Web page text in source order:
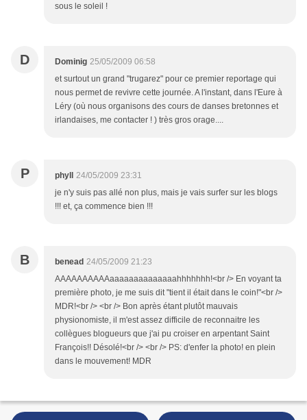
sous le soleil !
D Dominig 25/05/2009 06:58
et surtout un grand "trugarez" pour ce premier reportage qui
nous permet de revivre cette journée. A l'instant, dans l'Eure à
Léry (où nous organisons des cours de danses bretonnes et
irlandaises, me contacter ! ) très gros orage....
P phyll
24/05/2009 23:31
je n'y suis pas allé non plus, mais je vais surfer sur les blogs
!!! et, ça commence bien !!!
B benead 24/05/2009 21:23
AAAAAAAAAAaaaaaaaaaaaaaahhhhhhh!<br /> En voyant ta
première photo, je me suis dit "tient il était dans le coin!"<br />
MDR!<br /> <br /> Bon après étant plutôt mauvais
physionomiste, il m'est assez difficile de reconnaitre les
collègues blogueurs que j'ai pu croiser en arpentant Saint
François!! Désolé!<br /> <br /> PS: d'enfer la photo! en plein
dans le mouvement! MDR